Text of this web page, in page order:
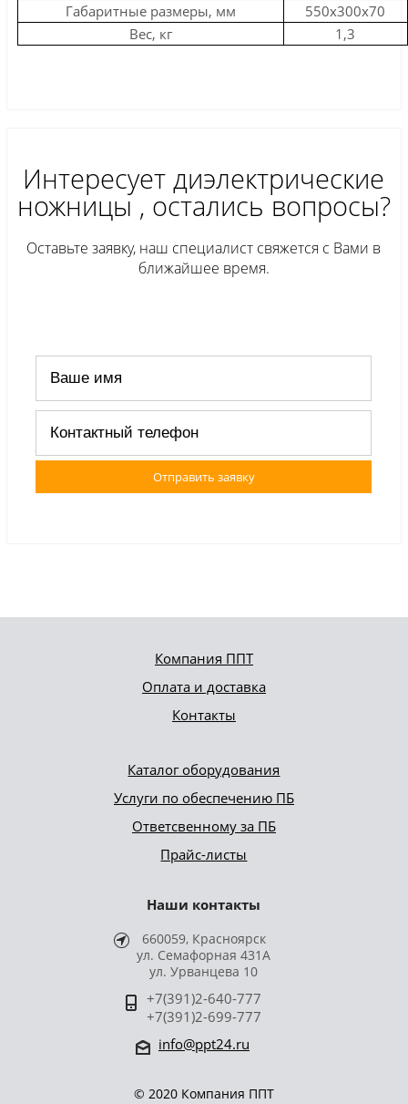
Габаритные размеры, мм
550х300х70
Вес, кг
1,3
Интересует диэлектрические
ножницы , остались вопросы?
Оставьте заявку, наш специалист свяжется с Вами в
ближайшее время.
Отправить заявку
Компания ППТ
Оплата и доставка
Контакты
Каталог оборудования
Услуги по обеспечению ПБ
Ответсвенному за ПБ
Прайс-листы
Наши контакты
660059, Красноярск
ул. Семафорная 431А
ул. Урванцева 10
+7(391)2-640-777
+7(391)2-699-777
info@ppt24.ru
© 2020 Компания ППТ